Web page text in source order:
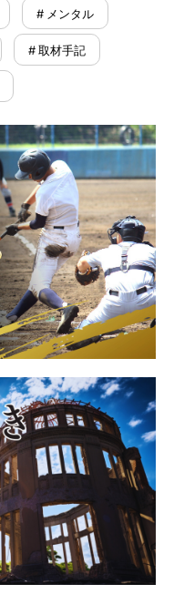
# メンタル
# 取材手記